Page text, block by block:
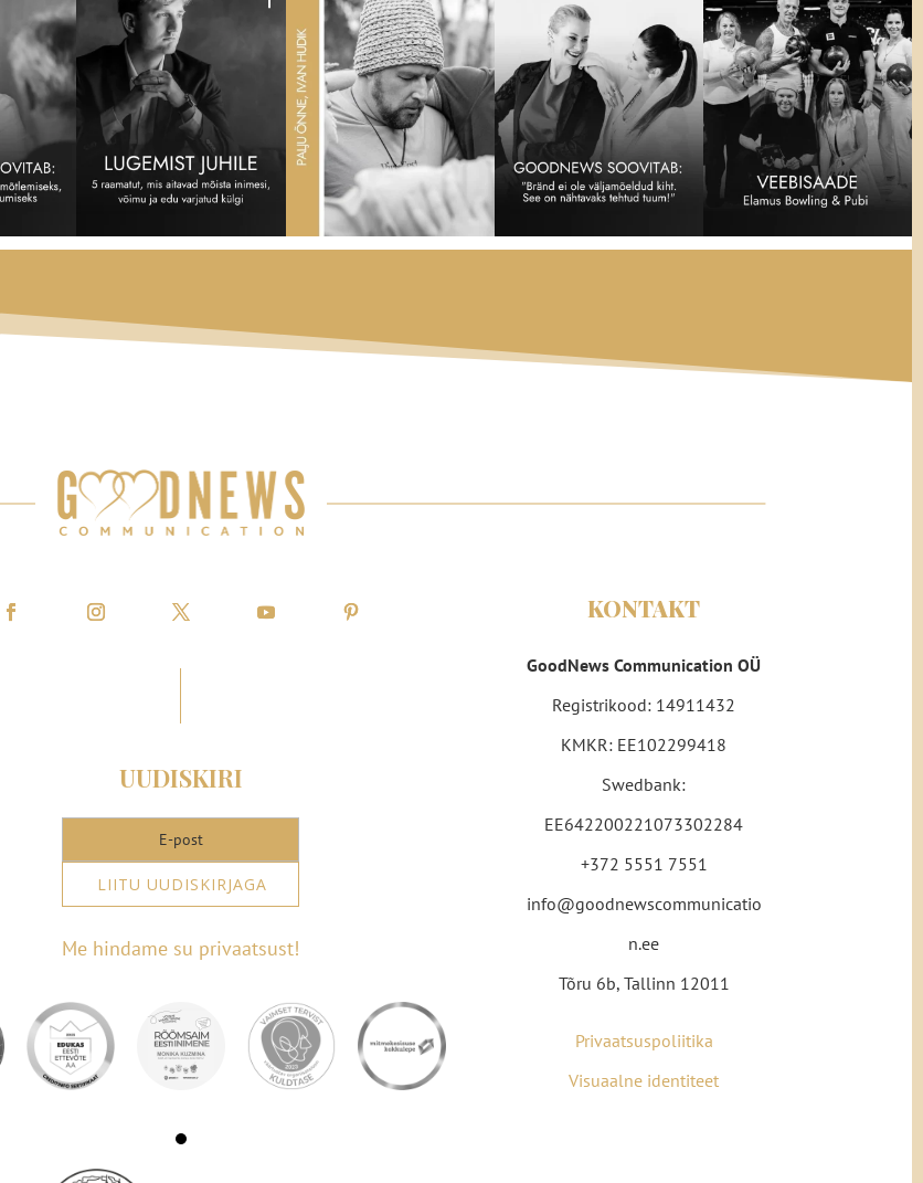
UUDISKIRI
LIITU UUDISKIRJAGA
Me hindame su privaatsust!
KONTAKT
GoodNews Communication OÜ
Registrikood: 14911432
KMKR: EE102299418
Swedbank:
EE642200221073302284
+372 5551 7551
info@goodnewscommunicatio
n.ee
Tõru 6b, Tallinn 12011
Privaatsuspoliitika
Visuaalne identiteet